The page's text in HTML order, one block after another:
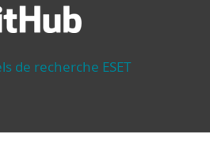
de recherche ESET